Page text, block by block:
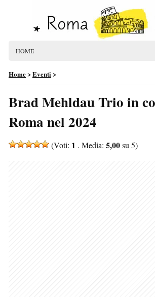
HOME
Home>Eventi>
Brad Mehldau Trio in
Roma nel 2024
(Voti: 1 . Media: 5,00su 5)